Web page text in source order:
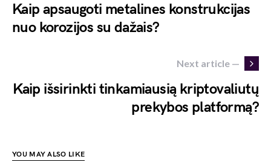
Kaip apsaugoti metalines konstrukcijas
nuo korozijos su dažais?
Next article —
Kaip išsirinkti tinkamiausią kriptovaliutų
prekybos platformą?
YOU MAY ALSO LIKE